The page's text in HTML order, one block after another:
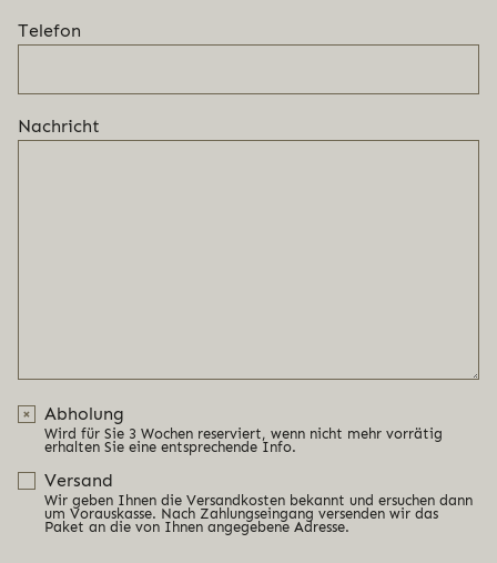
Telefon
Nachricht
Abholung
Wird für Sie 3 Wochen reserviert, wenn nicht mehr vorrätig
erhalten Sie eine entsprechende Info.
Versand
Wir geben Ihnen die Versandkosten bekannt und ersuchen dann
um Vorauskasse. Nach Zahlungseingang versenden wir das
Paket an die von Ihnen angegebene Adresse.